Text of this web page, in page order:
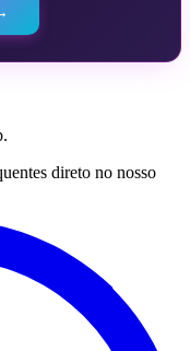
direto no nosso